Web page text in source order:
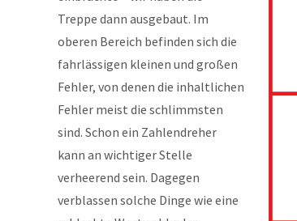
Treppe dann ausgebaut. Im
oberen Bereich befinden sich die
fahrlässigen kleinen und großen
Fehler, von denen die inhaltlichen
Fehler meist die schlimmsten
sind. Schon ein Zahlendreher
kann an wichtiger Stelle
verheerend sein. Dagegen
verblassen solche Dinge wie eine